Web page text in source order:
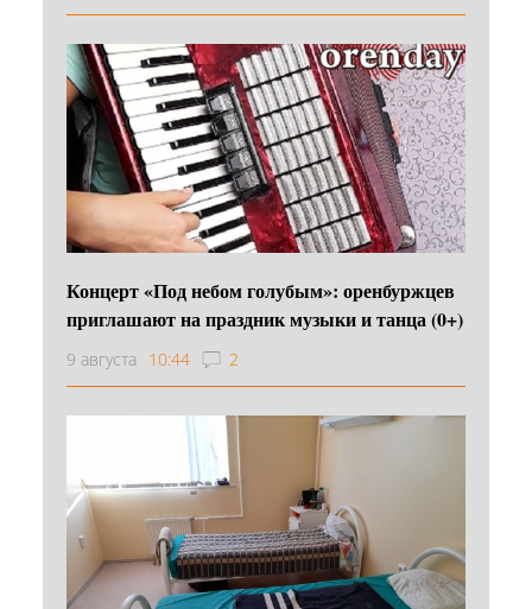
Концерт «Под небом голубым»: оренбуржцев
приглашают на праздник музыки и танца (0+)
9 августа 10:44 2